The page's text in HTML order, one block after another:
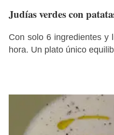
Judías verdes con
Con solo 6 ingredientes y
hora. Un plato único